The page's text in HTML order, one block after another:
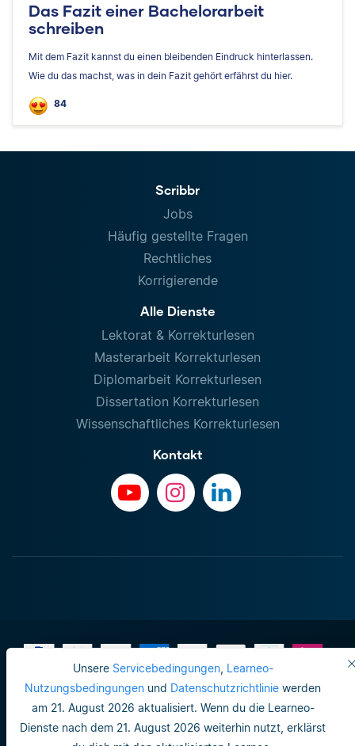
Unsere Servicebedingungen, Learneo-
Nutzungsbedingungen und Datenschutzrichtlinie werden
am 21. August 2026 aktualisiert. Wenn du die Learneo-
Dienste nach dem 21. August 2026 weiterhin nutzt, erklärst
Das Fazit einer Bachelorarbeit
schreiben
Mit dem Fazit kannst du einen bleibenden Eindruck hinterlassen.
Wie du das machst, was in dein Fazit gehört erfährst du hier.
84
Scribbr
Jobs
Häufig gestellte Fragen
Rechtliches
Korrigierende
Alle Dienste
Lektorat & Korrekturlesen
Masterarbeit Korrekturlesen
Diplomarbeit Korrekturlesen
Dissertation Korrekturlesen
Wissenschaftliches Korrekturlesen
Kontakt
Impressum